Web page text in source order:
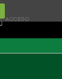
ACCESO